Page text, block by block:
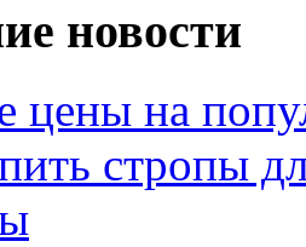
новости
цены на
стропы